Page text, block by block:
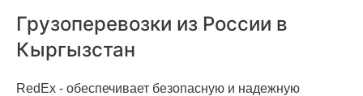
Грузоперевозки из России в
Кыргызстан
RedEx - обеспечивает безопасную и надежную